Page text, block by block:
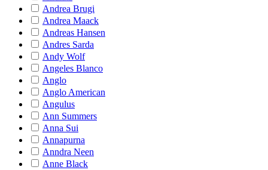
Andrea Brugi
Andrea Maack
Andreas Hansen
Andres Sarda
Andy Wolf
Angeles Blanco
Anglo
Anglo American
Angulus
Ann Summers
Anna Sui
Annapurna
Anndra Neen
Anne Black